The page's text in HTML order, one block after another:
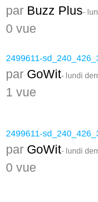
par Buzz Plus-
0 vue
2499611-
par GoWit- lundi
1 vue
2499611-
par GoWit- lundi
0 vue